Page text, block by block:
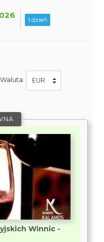
1 dzień
Waluta:
Winnic -